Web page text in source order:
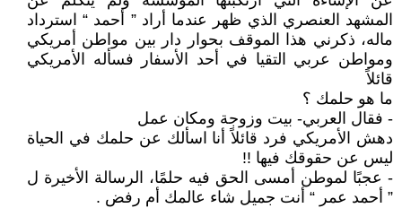
المشهد العنصري الذي ظهر عندما أراد ” أحمد “ استرداد
ماله، ذكرني هذا الموقف بحوار دار بين مواطن أمريكي
ومواطن عربي التقيا في أحد الأسفار فسأله الأمريكي
قائلاً
ما هو حلمك ؟
- فقال العربي- بيت وزوجة ومكان عمل
دهش الأمريكي فرد قائلاً أنا اسألك عن حلمك في الحياة
ليس عن حقوقك فيها !!
- عجبًا لموطن أمسى الحق فيه حلمًا، الرسالة الأخيرة ل
” أحمد عمر “ أنت جميل شاء عالمك أم رفض .